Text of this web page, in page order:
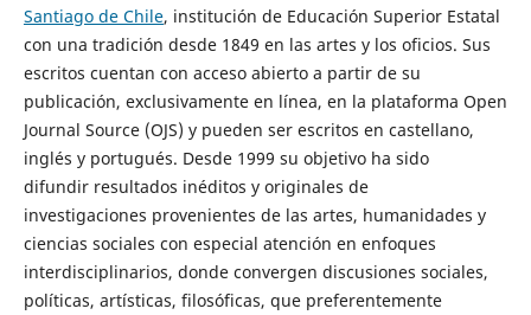
Santiago de Chile, institución de Educación Superior Estatal
con una tradición desde 1849 en las artes y los oficios. Sus
escritos cuentan con acceso abierto a partir de su
publicación, exclusivamente en línea, en la plataforma Open
Journal Source (OJS) y pueden ser escritos en castellano,
inglés y portugués. Desde 1999 su objetivo ha sido
difundir resultados inéditos y originales de
investigaciones provenientes de las artes, humanidades y
ciencias sociales con especial atención en enfoques
interdisciplinarios, donde convergen discusiones sociales,
políticas, artísticas, filosóficas, que preferentemente